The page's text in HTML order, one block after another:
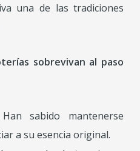
una de las tradiciones
sobrevivan al paso
Han sabido mantenerse
a su esencia original.